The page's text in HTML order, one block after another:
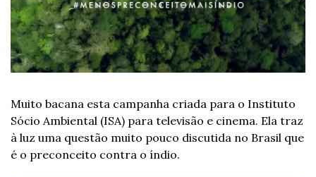
Muito bacana esta campanha criada para o Instituto
Sócio Ambiental (ISA) para televisão e cinema. Ela traz
à luz uma questão muito pouco discutida no Brasil que
é o preconceito contra o índio.